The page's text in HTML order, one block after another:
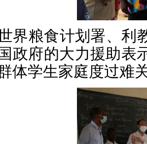
界粮食计划署、利
政府的大力援助表
体学生家庭度过难